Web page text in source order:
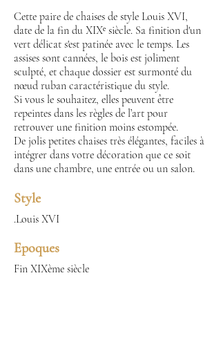
Cette paire de chaises de style Louis XVI,
date de la fin du XIXᵉ siècle. Sa finition d'un
vert délicat s'est patinée avec le temps. Les
assises sont cannées, le bois est joliment
sculpté, et chaque dossier est surmonté du
nœud ruban caractéristique du style.
Si vous le souhaitez, elles peuvent être
repeintes dans les règles de l’art pour
retrouver une finition moins estompée.
De jolis petites chaises très élégantes, faciles à
intégrer dans votre décoration que ce soit
dans une chambre, une entrée ou un salon.
Style
.Louis XVI
Epoques
Fin XIXème siècle